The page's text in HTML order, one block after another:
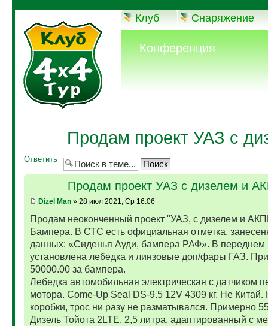
Клуб Снаряжение
Конференция
Продам проект УАЗ с
Ответить
Продам проект УАЗ с дизелем и
Dizel Man» 28 июл 2021, Ср 16:06
Продам неоконченный проект "УАЗ, с дизелем и
Бампера. В СТС есть официальная отметка,
данных: «Сиденья Ауди, бампера РАФ». В переднем
установлена лебедка и линзовые доп/фары ГАЗ.
50000.00 за бампера.
Лебедка автомобильная электрическая с датчиком
мотора. Come-Up Seal DS-9.5 12V 4309 кг. Не Китай.
коробки, трос ни разу не разматывался. Примерно
Дизель Тойота 2LTE, 2,5 литра, адаптированный с